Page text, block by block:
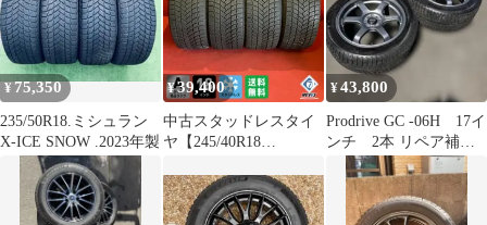
¥75,350
235/50R18.ミシュラン
X-ICE SNOW .2023年製
¥39,400
中古スタッドレスタイ
ヤ【245/40R18
SNOW】 4本SET
¥43,800
Prodrive GC -06H 17イ
ンチ 2本 リペア補修
あり